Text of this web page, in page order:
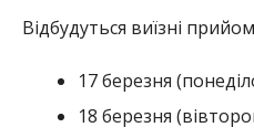
Відбудуться виїзні
17 березня
18 березня